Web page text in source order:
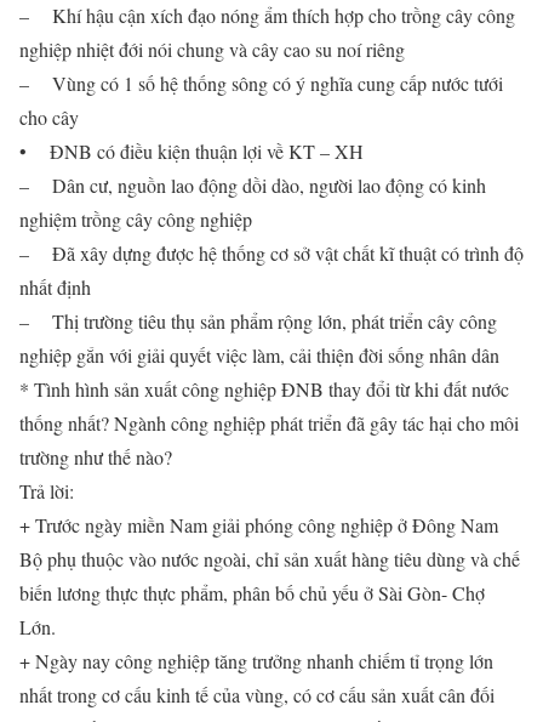
– Khí hậu cận xích đạo nóng ẩm thích hợp cho trồng cây công
nghiệp nhiệt đới nói chung và cây cao su noí riêng
– Vùng có 1 số hệ thống sông có ý nghĩa cung cấp nước tưới
cho cây
• ĐNB có điều kiện thuận lợi về KT – XH
– Dân cư, nguồn lao động dồi dào, người lao động có kinh
nghiệm trồng cây công nghiệp
– Đã xây dựng được hệ thống cơ sở vật chất kĩ thuật có trình độ
nhất định
– Thị trường tiêu thụ sản phẩm rộng lớn, phát triển cây công
nghiệp gắn với giải quyết việc làm, cải thiện đời sống nhân dân
* Tình hình sản xuất công nghiệp ĐNB thay đổi từ khi đất nước
thống nhất? Ngành công nghiệp phát triển đã gây tác hại cho môi
trường như thế nào?
Trả lời:
+ Trước ngày miền Nam giải phóng công nghiệp ở Đông Nam
Bộ phụ thuộc vào nước ngoài, chỉ sản xuất hàng tiêu dùng và chế
biến lương thực thực phẩm, phân bố chủ yếu ở Sài Gòn- Chợ
Lớn.
+ Ngày nay công nghiệp tăng trưởng nhanh chiếm tỉ trọng lớn
nhất trong cơ cấu kinh tế của vùng, có cơ cấu sản xuất cân đối